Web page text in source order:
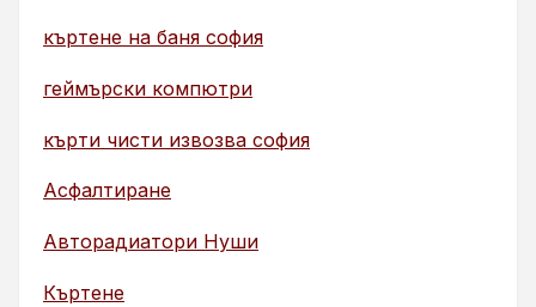
къртене на баня софия
геймърски компютри
кърти чисти извозва софия
Асфалтиране
Авторадиатори Нуши
Къртене